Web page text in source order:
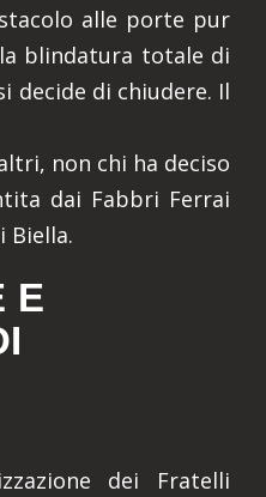
alle porte pur
blindatura totale di
decide di chiudere. Il
non chi ha deciso
dai Fabbri Ferrai
Biella.
E
dei Fratelli